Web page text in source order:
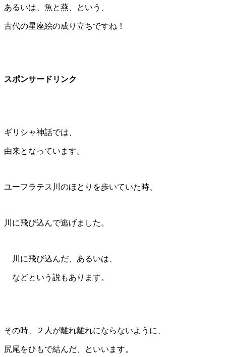
あるいは、魚と燕、という、
古代の星座絵の成り立ちですね！
スポンサードリンク
ギリシャ神話では、
由来となっています。
ユーフラテス川のほとりを歩いていた時、
川に飛び込んで逃げました。
川に飛び込んだ、あるいは、
などという説もあります。
その時、２人が離れ離れにならないように、
尻尾をひもで結んだ、といいます。